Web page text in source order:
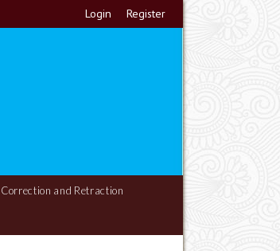
Login Register
Correction and Retraction